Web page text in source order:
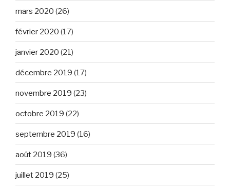
mars 2020 (26)
février 2020 (17)
janvier 2020 (21)
décembre 2019 (17)
novembre 2019 (23)
octobre 2019 (22)
septembre 2019 (16)
août 2019 (36)
juillet 2019 (25)